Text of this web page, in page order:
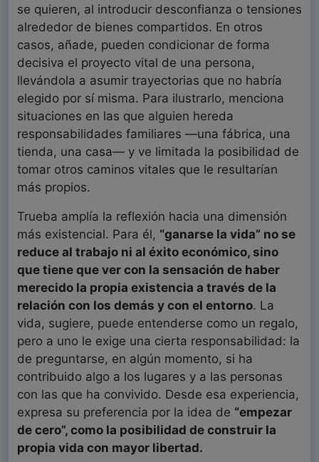
se quieren, al introducir desconfianza o tensiones
alrededor de bienes compartidos. En otros
casos, añade, pueden condicionar de forma
decisiva el proyecto vital de una persona,
llevándola a asumir trayectorias que no habría
elegido por sí misma. Para ilustrarlo, menciona
situaciones en las que alguien hereda
responsabilidades familiares —una fábrica, una
tienda, una casa— y ve limitada la posibilidad de
tomar otros caminos vitales que le resultarían
más propios.
Trueba amplía la reflexión hacia una dimensión
más existencial. Para él, “ganarse la vida” no se
reduce al trabajo ni al éxito económico, sino
que tiene que ver con la sensación de haber
merecido la propia existencia a través de la
relación con los demás y con el entorno. La
vida, sugiere, puede entenderse como un regalo,
pero a uno le exige una cierta responsabilidad: la
de preguntarse, en algún momento, si ha
contribuido algo a los lugares y a las personas
con las que ha convivido. Desde esa experiencia,
expresa su preferencia por la idea de “empezar
de cero”, como la posibilidad de construir la
propia vida con mayor libertad.